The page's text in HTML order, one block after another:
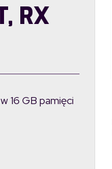
RX
16 GB pamięci